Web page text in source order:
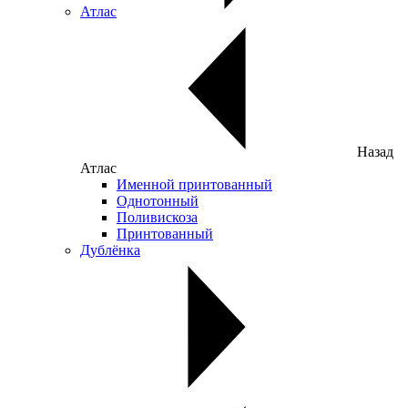
Атлас
Назад
Атлас
Именной принтованный
Однотонный
Поливискоза
Принтованный
Дублёнка